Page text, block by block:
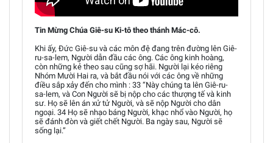
Tin Mừng Chúa Giê-su Ki-tô theo thánh Mác-cô.
Khi ấy, Đức Giê-su và các môn đệ đang trên đường lên Giê-
ru-sa-lem, Người dẫn đầu các ông. Các ông kinh hoàng,
còn những kẻ theo sau cũng sợ hãi. Người lại kéo riêng
Nhóm Mười Hai ra, và bắt đầu nói với các ông về những
điều sắp xảy đến cho mình : 33 “Này chúng ta lên Giê-ru-
sa-lem, và Con Người sẽ bị nộp cho các thượng tế và kinh
sư. Họ sẽ lên án xử tử Người, và sẽ nộp Người cho dân
ngoại. 34 Họ sẽ nhạo báng Người, khạc nhổ vào Người, họ
sẽ đánh đòn và giết chết Người. Ba ngày sau, Người sẽ
sống lại.”